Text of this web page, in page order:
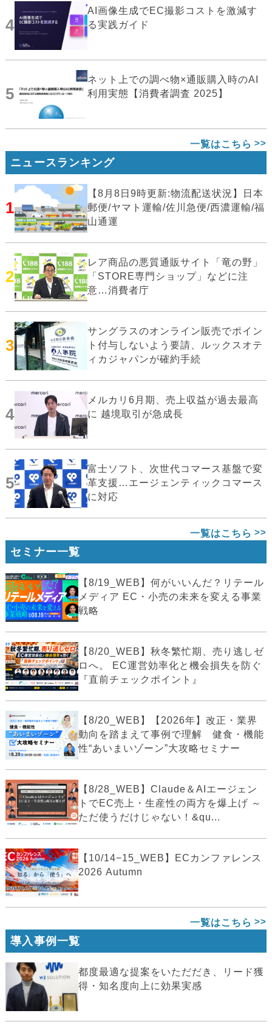
4
AI画像生成でEC撮影コストを激減す
る実践ガイド
5
ネット上での調べ物×通販購入時のAI
利用実態【消費者調査 2025】
一覧はこちら
ニュースランキング
1
【8月8日9時更新:物流配送状況】日本
郵便/ヤマト運輸/佐川急便/西濃運輸/福
山通運
2
レア商品の悪質通販サイト「竜の野」
「STORE専門ショップ」などに注
意…消費者庁
3
サングラスのオンライン販売でポイン
ト付与しないよう要請、ルックスオテ
ィカジャパンが確約手続
4
メルカリ6月期、売上収益が過去最高
に 越境取引が急成長
5
富士ソフト、次世代コマース基盤で変
革支援…エージェンティックコマース
に対応
一覧はこちら
セミナー一覧
【8/19_WEB】何がいいんだ？リテール
メディア EC・小売の未来を変える事業
戦略
【8/20_WEB】秋冬繁忙期、売り逃しゼ
ロへ。 EC運営効率化と機会損失を防ぐ
『直前チェックポイント』
【8/20_WEB】【2026年】改正・業界
動向を踏まえて事例で理解 健食・機能
性“あいまいゾーン”大攻略セミナー
【8/28_WEB】Claude＆AIエージェン
トでEC売上・生産性の両方を爆上げ ～
ただ使うだけじゃない！&qu...
【10/14−15_WEB】ECカンファレンス
2026 Autumn
一覧はこちら
導入事例一覧
都度最適な提案をいただだき、リード獲
得・知名度向上に効果実感